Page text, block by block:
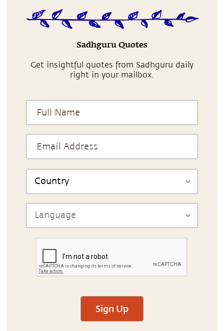
Sadhguru Quotes
Get insightful quotes from Sadhguru daily
right in your mailbox.
Sign Up